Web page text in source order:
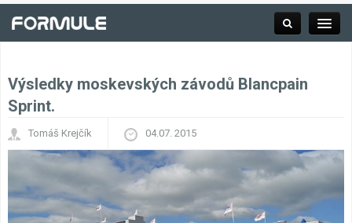
Závodní série
Kalendář F1
Výsledky moskevských závodů Blancpain
Sprint.
Tomáš Krejčík 04.07. 2015